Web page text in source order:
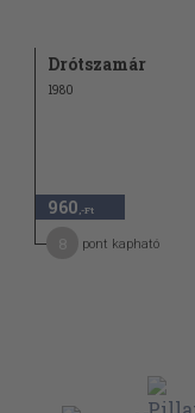
Drótszamár
1980
960 ,-Ft
pont kapható